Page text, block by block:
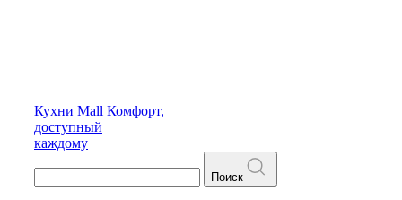
Кухни Mall Комфорт,
доступный
каждому
Поиск